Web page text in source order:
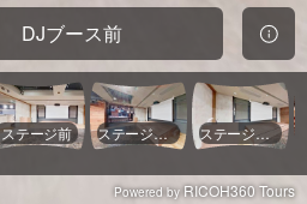
DJブース前
ステージ前 ステージ上手 ステージ下手
Powered byRICOH360 Tours